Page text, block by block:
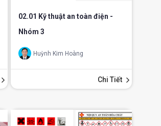
02.01 Kỹ thuật an toàn điện -
Nhóm 3
Huỳnh Kim Hoàng
Chi Tiết